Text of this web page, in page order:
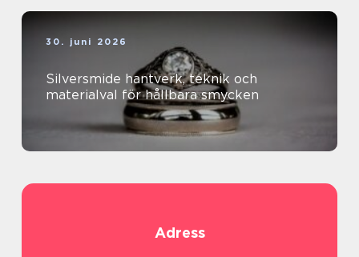
30. juni 2026
Silversmide hantverk, teknik och
materialval för hållbara smycken
Adress